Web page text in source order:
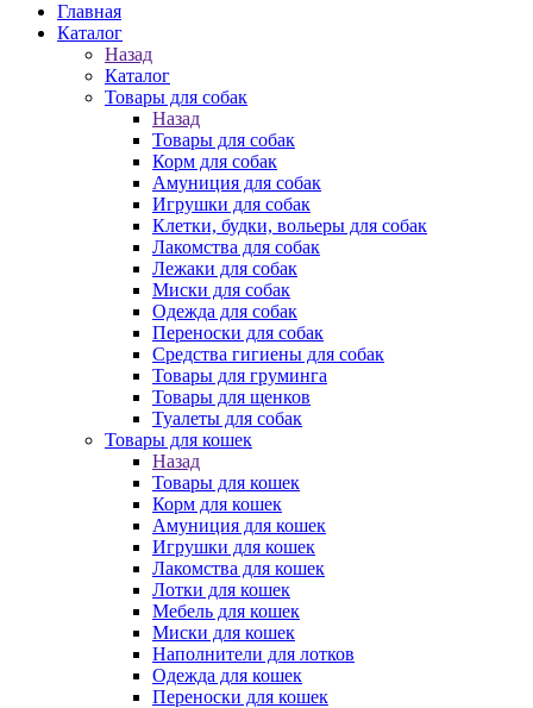
Главная
Каталог
Назад
Каталог
Товары для собак
Назад
Товары для собак
Корм для собак
Амуниция для собак
Игрушки для собак
Клетки, будки, вольеры для собак
Лакомства для собак
Лежаки для собак
Миски для собак
Одежда для собак
Переноски для собак
Средства гигиены для собак
Товары для груминга
Товары для щенков
Туалеты для собак
Товары для кошек
Назад
Товары для кошек
Корм для кошек
Амуниция для кошек
Игрушки для кошек
Лакомства для кошек
Лотки для кошек
Мебель для кошек
Миски для кошек
Наполнители для лотков
Одежда для кошек
Переноски для кошек